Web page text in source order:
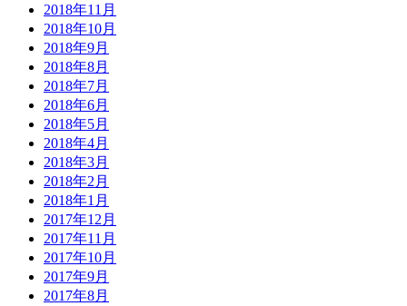
2018年11月
2018年10月
2018年9月
2018年8月
2018年7月
2018年6月
2018年5月
2018年4月
2018年3月
2018年2月
2018年1月
2017年12月
2017年11月
2017年10月
2017年9月
2017年8月